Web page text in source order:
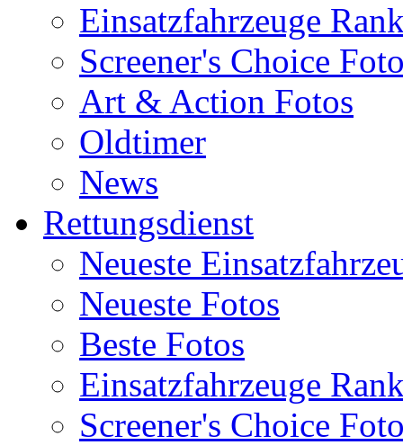
Einsatzfahrzeuge
Screener's Choice
Art & Action Fotos
Oldtimer
News
Rettungsdienst
Neueste
Neueste Fotos
Beste Fotos
Einsatzfahrzeuge
Screener's Choice